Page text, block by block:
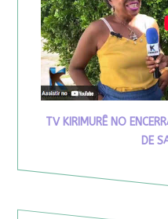
TV KIRIMURÊ NO
DE